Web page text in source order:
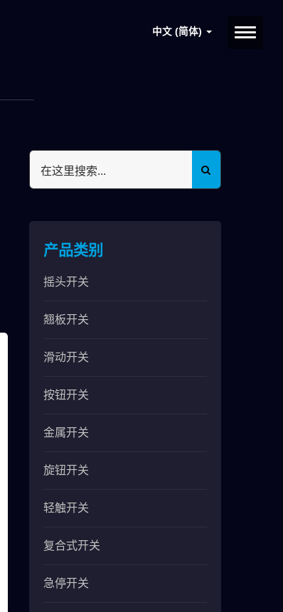
中文 (简体)
产品类别
摇头开关
翘板开关
滑动开关
按钮开关
金属开关
旋钮开关
轻触开关
复合式开关
急停开关